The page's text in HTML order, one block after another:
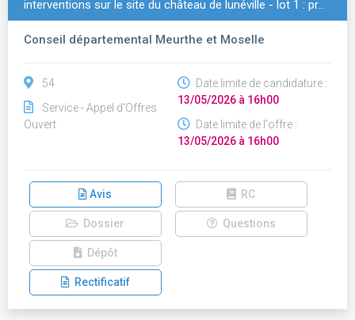
interventions sur le site du château de lunéville - lot 1 : pr…
Conseil départemental Meurthe et Moselle
54
Service - Appel d'Offres
Ouvert
Date limite de candidature :
13/05/2026 à 16h00
Date limite de l'offre :
13/05/2026 à 16h00
Avis RC
Dossier Questions
Dépôt
Rectificatif